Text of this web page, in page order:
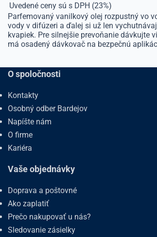
Uvedené ceny sú s DPH (23%)
Parfemovaný vanilkový olej rozpustný vo
vody v difúzeri a ďalej si už len
kvapiek. Pre silnejšie prevoňanie dávkujte
má osadený dávkovač na bezpečnú
O spoločnosti
Kontakty
Osobný odber Bardejov
Napíšte nám
O firme
Kariéra
Vaše objednávky
Doprava a poštovné
Ako zaplatiť
Prečo nakupovať u nás?
Sledovanie zásielky